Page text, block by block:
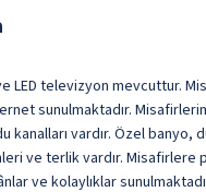
LED televizyon mevcuttur.
sunulmaktadır.
kanalları vardır. Özel banyo,
ve terlik vardır. Misafirlere
ve kolaylıklar